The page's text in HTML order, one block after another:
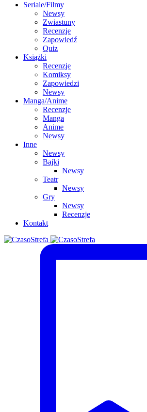
Seriale/Filmy
Newsy
Zwiastuny
Recenzje
Zapowiedź
Quiz
Książki
Recenzje
Komiksy
Zapowiedzi
Newsy
Manga/Anime
Recenzje
Manga
Anime
Newsy
Inne
Newsy
Bajki
Newsy
Teatr
Newsy
Gry
Newsy
Recenzje
Kontakt